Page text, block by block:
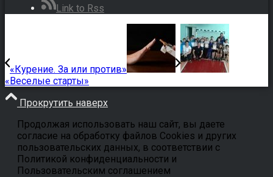
Link to Rss
«Курение. За или против»
«Веселые старты»
Прокрутить наверх
Продолжая использовать наш сайт, вы даете
согласие на обработку файлов Cookies и других
пользовательских данных, в соответствии с
Политикой конфиденциальности и
Пользовательским соглашением